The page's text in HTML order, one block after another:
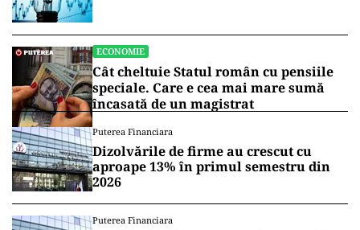
ECONOMIE
Cât cheltuie Statul român cu pensiile
speciale. Care e cea mai mare sumă
încasată de un magistrat
Puterea Financiara
Dizolvările de firme au crescut cu
aproape 13% în primul semestru din
2026
Puterea Financiara